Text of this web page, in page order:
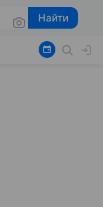
Найти
Найти